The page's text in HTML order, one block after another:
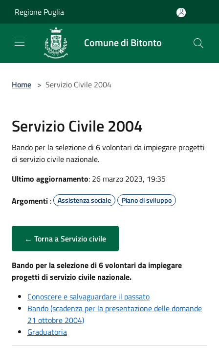
Regione Puglia
Comune di Bitonto
Home > Servizio Civile 2004
Servizio Civile 2004
Bando per la selezione di 6 volontari da impiegare progetti
di servizio civile nazionale.
Ultimo aggiornamento: 26 marzo 2023, 19:35
Argomenti : Assistenza sociale Piano di sviluppo
← Torna a Servizio civile
Bando per la selezione di 6 volontari da impiegare
progetti di servizio civile nazionale.
Conoscere e salvaguardare il passato
Bando (scadenza per la presentazione delle domande
21 ottobre 2004)
Graduatoria